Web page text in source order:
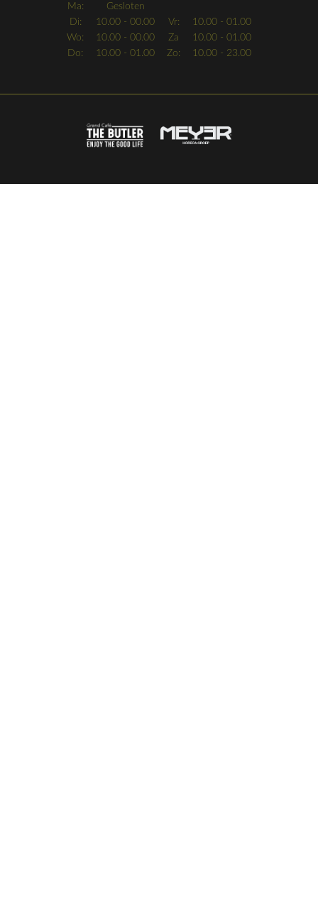
Ma:
Gesloten
Di:
10.00 - 00.00 Vr:
10.00 - 01.00
Wo:
10.00 - 00.00 Za
10.00 - 01.00
Do:
10.00 - 01.00 Zo: 10.00 - 23.00